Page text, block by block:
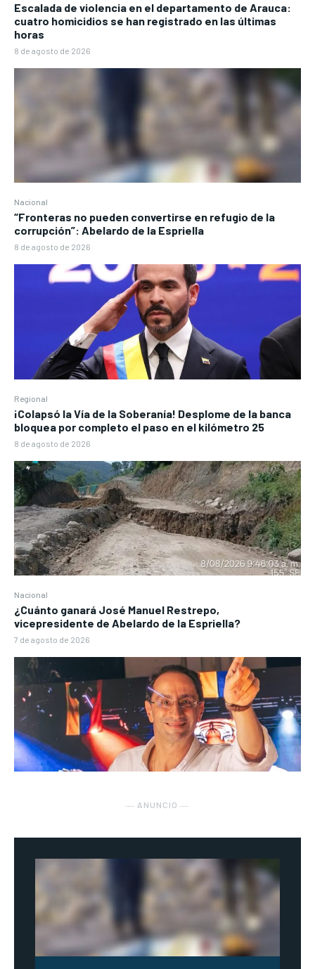
Escalada de violencia en el departamento de Arauca:
cuatro homicidios se han registrado en las últimas
horas
8 de agosto de 2026
Nacional
“Fronteras no pueden convertirse en refugio de la
corrupción”: Abelardo de la Espriella
8 de agosto de 2026
Regional
¡Colapsó la Vía de la Soberanía! Desplome de la banca
bloquea por completo el paso en el kilómetro 25
8 de agosto de 2026
Nacional
¿Cuánto ganará José Manuel Restrepo,
vicepresidente de Abelardo de la Espriella?
7 de agosto de 2026
― ANUNCIO ―